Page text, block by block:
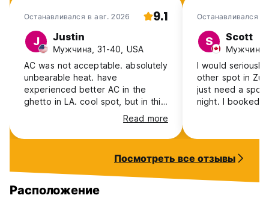
Останавливался в авг. 2026 9.1
J Justin
Мужчина, 31-40, USA
AC was not acceptable. absolutely
unbearable heat. have
experienced better AC in the
ghetto in LA. cool spot, but in this
heatwave, I would definitely not
stay here again. pay more for
somewhere with real AC
Read more
Останавливался в
S Scott
Мужчина,
I would seriously
other spot in
just need a spot
night. I booked
sleep in. No air
besides a
off your feet
Посмотреть все отзывы
Расположение